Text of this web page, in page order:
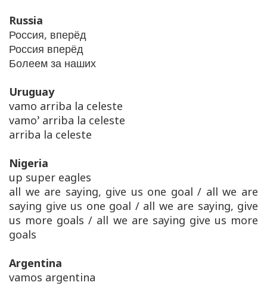
Russia
Россия, вперёд
Россия вперёд
Болеем за наших
Uruguay
vamo arriba la celeste
vamo’ arriba la celeste
arriba la celeste
Nigeria
up super eagles
all we are saying, give us one goal / all we are
saying give us one goal / all we are saying, give
us more goals / all we are saying give us more
goals
Argentina
vamos argentina